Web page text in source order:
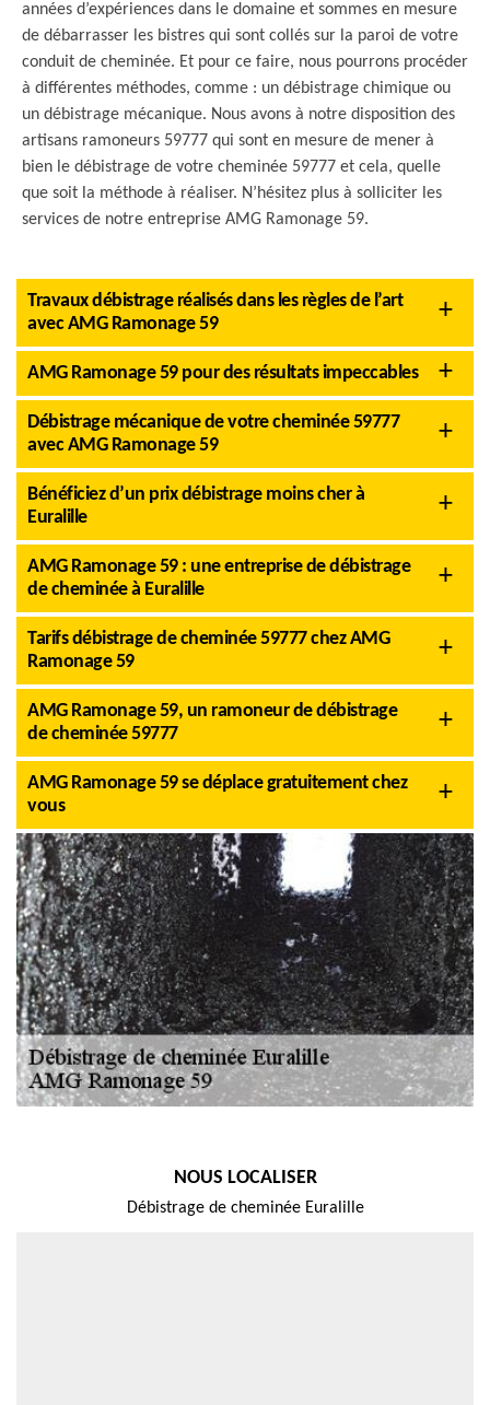
années d’expériences dans le domaine et sommes en mesure
de débarrasser les bistres qui sont collés sur la paroi de votre
conduit de cheminée. Et pour ce faire, nous pourrons procéder
à différentes méthodes, comme : un débistrage chimique ou
un débistrage mécanique. Nous avons à notre disposition des
artisans ramoneurs 59777 qui sont en mesure de mener à
bien le débistrage de votre cheminée 59777 et cela, quelle
que soit la méthode à réaliser. N’hésitez plus à solliciter les
services de notre entreprise AMG Ramonage 59.
Travaux débistrage réalisés dans les règles de l’art
avec AMG Ramonage 59
AMG Ramonage 59 pour des résultats impeccables
Débistrage mécanique de votre cheminée 59777
avec AMG Ramonage 59
Bénéficiez d’un prix débistrage moins cher à
Euralille
AMG Ramonage 59 : une entreprise de débistrage
de cheminée à Euralille
Tarifs débistrage de cheminée 59777 chez AMG
Ramonage 59
AMG Ramonage 59, un ramoneur de débistrage
de cheminée 59777
AMG Ramonage 59 se déplace gratuitement chez
vous
NOUS LOCALISER
Débistrage de cheminée Euralille